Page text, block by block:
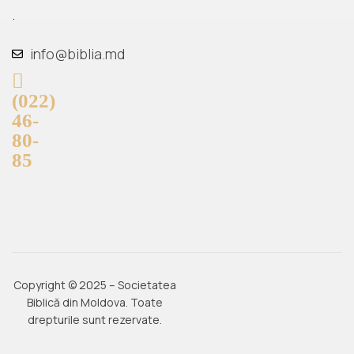
.
info@biblia.md
(022)
46-
80-
85
Copyright © 2025 – Societatea
Biblică din Moldova. Toate
drepturile sunt rezervate.